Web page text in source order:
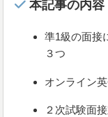
本記事の内容
準1級の面接
３つ
オンライン
２次試験面